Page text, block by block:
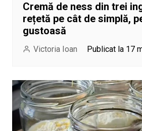
Cremă de ness din trei
rețetă pe cât de simplă,
gustoasă
Victoria Ioan Publicat la 17